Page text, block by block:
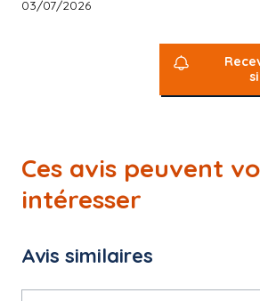
03/07/2026
Ces avis peuvent
intéresser
Avis similaires